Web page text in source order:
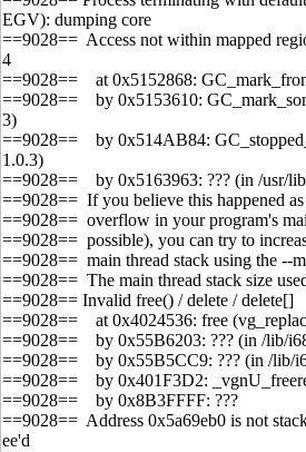
EGV): dumping core
==9028== Access not within mapped
4
==9028== at 0x5152868:
==9028== by 0x5153610:
3)
==9028== by 0x514AB84:
1.0.3)
==9028== by 0x5163963: ??? (in /usr/
==9028== If you believe this happened as
==9028== overflow in your program's
==9028== possible), you can try to
==9028== main thread stack using the --
==9028== The main thread stack size
==9028== Invalid free() / delete / delete[]
==9028== at 0x4024536: free
==9028== by 0x55B6203: ??? (in /lib/
==9028== by 0x55B5CC9: ??? (in /lib/
==9028== by 0x401F3D2:
==9028== by 0x8B3FFFF: ???
==9028== Address 0x5a69eb0 is not
ee'd